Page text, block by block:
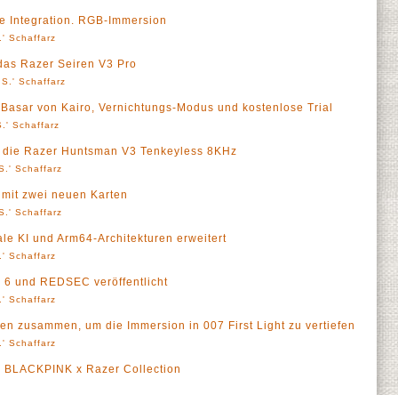
Integration. RGB-Immersion
Schaffarz
Razer Seiren V3 Pro
S.' Schaffarz
von Kairo, Vernichtungs-Modus und kostenlose Trial
Schaffarz
Razer Huntsman V3 Tenkeyless 8KHz
Schaffarz
zwei neuen Karten
Schaffarz
KI und Arm64-Architekturen erweitert
Schaffarz
und REDSEC veröffentlicht
Schaffarz
zusammen, um die Immersion in 007 First Light zu vertiefen
Schaffarz
x Razer Collection